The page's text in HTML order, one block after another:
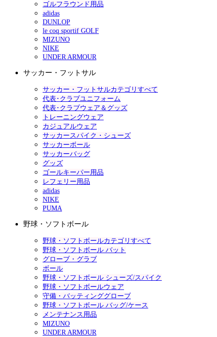
ゴルフラウンド用品
adidas
DUNLOP
le coq sportif GOLF
MIZUNO
NIKE
UNDER ARMOUR
サッカー・フットサル
サッカー・フットサルカテゴリすべて
代表･クラブユニフォーム
代表･クラブウェア＆グッズ
トレーニングウェア
カジュアルウェア
サッカースパイク・シューズ
サッカーボール
サッカーバッグ
グッズ
ゴールキーパー用品
レフェリー用品
adidas
NIKE
PUMA
野球・ソフトボール
野球・ソフトボールカテゴリすべて
野球・ソフトボール バット
グローブ・グラブ
ボール
野球・ソフトボール シューズ/スパイク
野球・ソフトボールウェア
守備・バッティンググローブ
野球・ソフトボール バッグ/ケース
メンテナンス用品
MIZUNO
UNDER ARMOUR